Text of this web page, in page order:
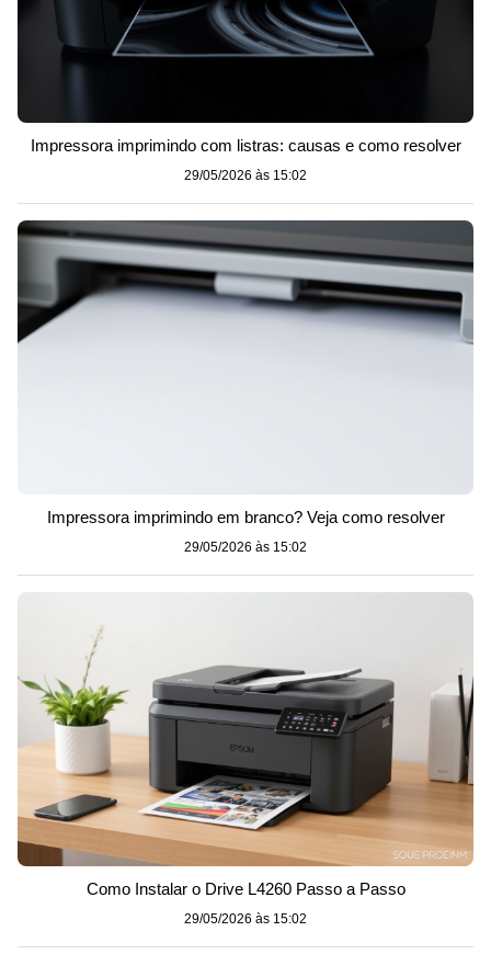
Impressora imprimindo com listras: causas e como resolver
29/05/2026 às 15:02
Impressora imprimindo em branco? Veja como resolver
29/05/2026 às 15:02
Como Instalar o Drive L4260 Passo a Passo
29/05/2026 às 15:02